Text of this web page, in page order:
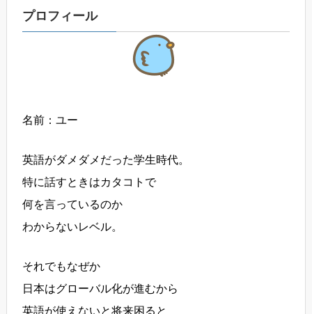
プロフィール
名前：ユー
英語がダメダメだった学生時代。
特に話すときはカタコトで
何を言っているのか
わからないレベル。
それでもなぜか
日本はグローバル化が進むから
英語が使えないと将来困ると